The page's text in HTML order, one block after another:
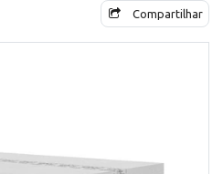
Compartilhar